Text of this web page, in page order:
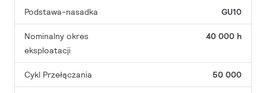
Podstawa-nasadka GU10
Nominalny okres
eksploatacji
40 000 h
Cykl Przełączania 50 000